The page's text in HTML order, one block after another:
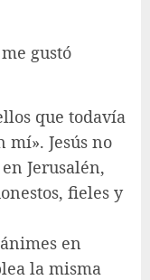
gustó
que todavía
mí». Jesús no
Jerusalén,
fieles y
en
la misma